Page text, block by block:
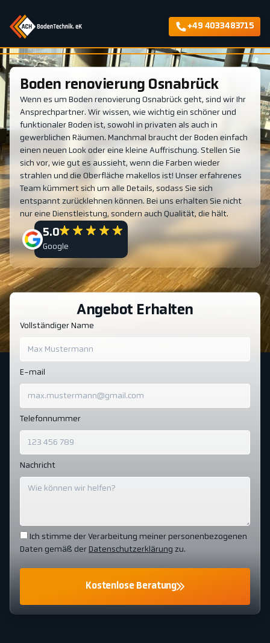
+49 4033483715
Boden renovierung Osnabrück
Wenn es um Boden renovierung Osnabrück geht, sind wir Ihr
Ansprechpartner. Wir wissen, wie wichtig ein schöner und
funktionaler Boden ist, sowohl in privaten als auch in
gewerblichen Räumen. Manchmal braucht der Boden einfach
einen neuen Look oder eine kleine Auffrischung. Stellen Sie
sich vor, wie gut es aussieht, wenn die Farben wieder
strahlen und die Oberfläche makellos ist! Unser erfahrenes
Team kümmert sich um alle Details, sodass Sie sich
entspannt zurücklehnen können. Bei uns erhalten Sie nicht
nur eine Dienstleistung, sondern auch Qualität, die hält.
5.0
Google
Angebot Erhalten
Vollständiger Name
E-mail
Telefonnummer
Nachricht
Ich stimme der Verarbeitung meiner personenbezogenen
Daten gemäß der Datenschutzerklärung zu.
Kostenlose Beratung